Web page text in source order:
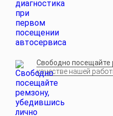
Свободно посещайте
качестве нашей